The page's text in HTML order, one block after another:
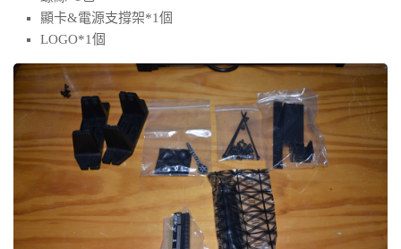
顯卡&電源支撐架*1個
LOGO*1個